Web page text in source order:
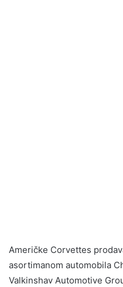
Američke Corvettes
asortimanom automobila
Valkinshav Automotive